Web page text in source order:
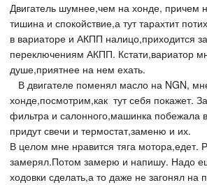
Двигатель шумнее,чем на хонде, причем
тишина и спокойствие,а тут тарахтит
в вариаторе и АКПП налицо,приходится
переключениям АКПП. Кстати,вариатор
душе,приятнее на нем ехать.
В двигателе поменял масло на NGN,
хонде,посмотрим,как тут себя покажет.
фильтра и салонного,машинка побежала
придут свечи и термостат,заменю и их.
В целом мне нравится тяга мотора,едет.
замерял.Потом замерю и напишу. Надо
ходовки сделать,а то даже не загонял на